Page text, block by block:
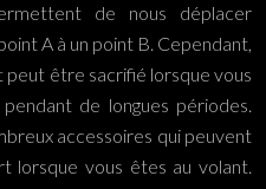
de nous déplacer
A à un point B. Cependant,
peut être sacrifié lorsque vous
de longues périodes.
accessoires qui peuvent
lorsque vous êtes au volant.